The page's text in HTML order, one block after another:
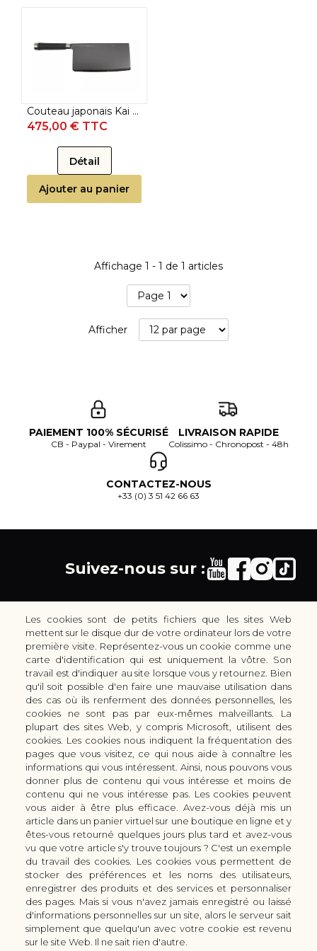
Couteau japonais Kai Michel Bras - Couperet 20 cm n°10
475,00 € TTC
Détail
Ajouter au panier
Affichage 1 - 1 de 1 articles
Afficher
PAIEMENT 100% SÉCURISÉ
CB - Paypal - Virement
LIVRAISON RAPIDE
Colissimo - Chronopost - 48h
CONTACTEZ-NOUS
+33 (0) 3 51 42 66 63
Suivez-nous sur :
30 rue Colbert - 51100 REIMS - France
coutellerie.champenoise@gmail.com
+33 (0) 3 51 42 66 63
Boutique
LES GAMMES DE COUTEAUX KAI
LES ACCESSOIRES DE CUISINE KAI
CUTTERS & CISEAUX KAI
LES SERVICES/PRESTATIONS
Bon à savoir
Manuel d'aiguisage & entretien
Histoire du couteau japonais
Forme de lame
FAQ
Nous connaitre
Qui sommes-nous ?
Moyens de paiement
Modes de livraison
Demande de devis
Contact
Infos légales
Conditions Générales de Vente
Les cookies sont de petits fichiers que les sites Web
mettent sur le disque dur de votre ordinateur lors de votre
première visite. Représentez-vous un cookie comme une
carte d'identification qui est uniquement la vôtre. Son
travail est d'indiquer au site lorsque vous y retournez. Bien
qu'il soit possible d'en faire une mauvaise utilisation dans
des cas où ils renferment des données personnelles, les
cookies ne sont pas par eux-mêmes malveillants. La
plupart des sites Web, y compris Microsoft, utilisent des
cookies. Les cookies nous indiquent la fréquentation des
pages que vous visitez, ce qui nous aide à connaître les
informations qui vous intéressent. Ainsi, nous pouvons vous
donner plus de contenu qui vous intéresse et moins de
contenu qui ne vous intéresse pas. Les cookies peuvent
vous aider à être plus efficace. Avez-vous déjà mis un
article dans un panier virtuel sur une boutique en ligne et y
êtes-vous retourné quelques jours plus tard et avez-vous
vu que votre article s'y trouve toujours ? C'est un exemple
du travail des cookies. Les cookies vous permettent de
stocker des préférences et les noms des utilisateurs,
enregistrer des produits et des services et personnaliser
des pages. Mais si vous n'avez jamais enregistré ou laissé
d'informations personnelles sur un site, alors le serveur sait
simplement que quelqu'un avec votre cookie est revenu
sur le site Web. Il ne sait rien d'autre.